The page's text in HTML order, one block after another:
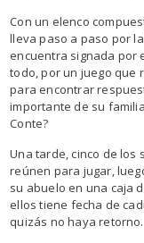
Con un elenco
lleva paso a paso por
encuentra signada por
todo, por un juego que
para encontrar
importante de su
Conte?
Una tarde, cinco de los
reúnen para jugar,
su abuelo en una caja
ellos tiene fecha de
quizás no haya retorno.